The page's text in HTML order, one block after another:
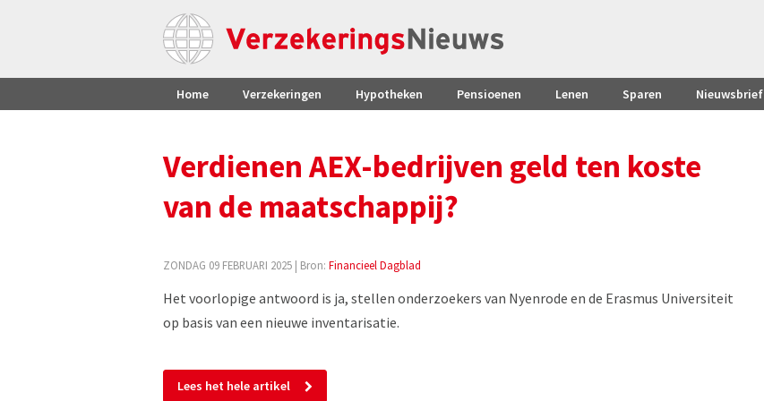
Home Verzekeringen Hypotheken Pensioenen Lenen Sparen Nieuwsbrief
Verdienen AEX-bedrijven geld ten koste
van de maatschappij?
ZONDAG 09 FEBRUARI 2025 | Bron: Financieel Dagblad
Het voorlopige antwoord is ja, stellen onderzoekers van Nyenrode en de Erasmus Universiteit
op basis van een nieuwe inventarisatie.
Lees het hele artikel